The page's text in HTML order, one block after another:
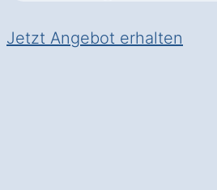
Jetzt Angebot erhalten